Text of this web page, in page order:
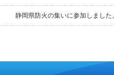
静岡県防火の集いに参加しました